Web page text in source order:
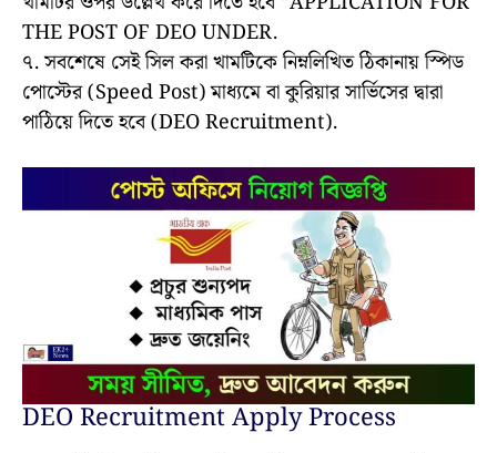
THE POST OF DEO UNDER.
৭. সবশেষে সেই সিল করা খামটিকে নিম্নলিখিত ঠিকানায় স্পিড
পোস্টের (Speed Post) মাধ্যমে বা কুরিয়ার সার্ভিসের দ্বারা
পাঠিয়ে দিতে হবে (DEO Recruitment).
DEO Recruitment Apply Process